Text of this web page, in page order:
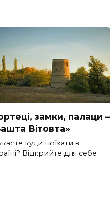
замки, палаци –
Вітовта»
куди поїхати в
Відкрийте для себе